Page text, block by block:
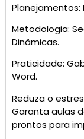
Planejamentos:
Metodologia:
Dinâmicas.
Praticidade:
Word.
Reduza o
Garanta aulas
prontos para